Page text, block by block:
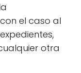
el caso al
otra